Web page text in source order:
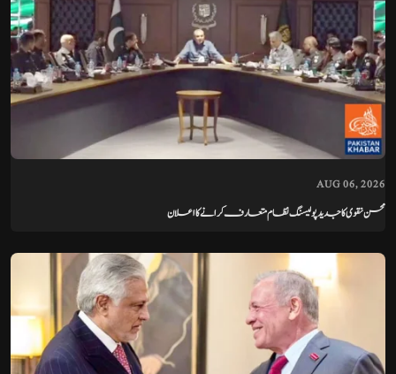
AUG 06, 2026
محسن نقوی کا جدید پولیسنگ نظام متعارف کرانے کا اعلان